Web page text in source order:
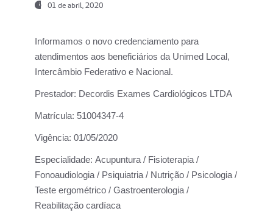
01 de abril, 2020
Informamos o novo credenciamento para
atendimentos aos beneficiários da Unimed Local,
Intercâmbio Federativo e Nacional.
Prestador: Decordis Exames Cardiológicos LTDA
Matrícula: 51004347-4
Vigência: 01/05/2020
Especialidade: Acupuntura / Fisioterapia /
Fonoaudiologia / Psiquiatria / Nutrição / Psicologia /
Teste ergométrico / Gastroenterologia /
Reabilitação cardíaca